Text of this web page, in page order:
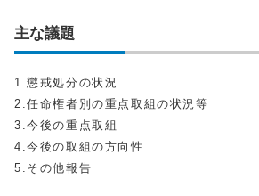
主な議題
1.懲戒処分の状況
2.任命権者別の重点取組の状況等
3.今後の重点取組
4.今後の取組の方向性
5.その他報告